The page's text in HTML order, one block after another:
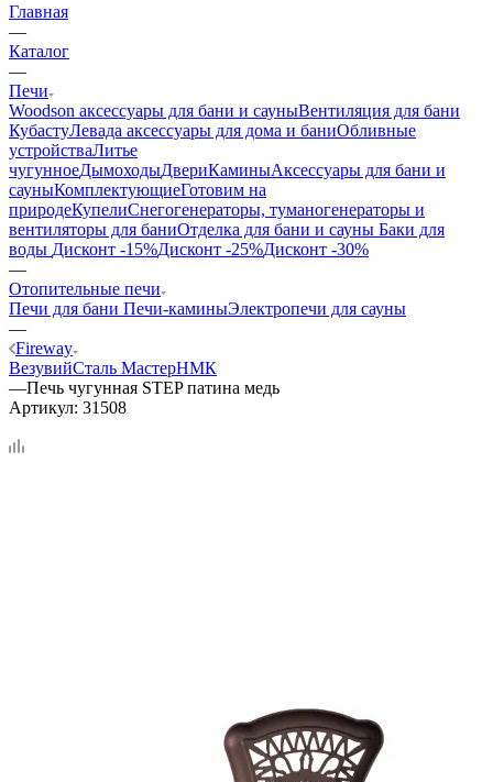
Главная
—
Каталог
—
Печи
Woodson аксессуары для бани и сауныВентиляция для бани
КубастуЛевада аксессуары для дома и баниОбливные
устройстваЛитье
чугунноеДымоходыДвериКаминыАксессуары для бани и
сауныКомплектующиеГотовим на
природеКупелиСнегогенераторы, туманогенераторы и
вентиляторы для баниОтделка для бани и сауны Баки для
воды Дисконт -15%Дисконт -25%Дисконт -30%
—
Отопительные печи
Печи для бани Печи-каминыЭлектропечи для сауны
—
Fireway
ВезувийСталь МастерНМК
—Печь чугунная STEP патина медь
Артикул: 31508